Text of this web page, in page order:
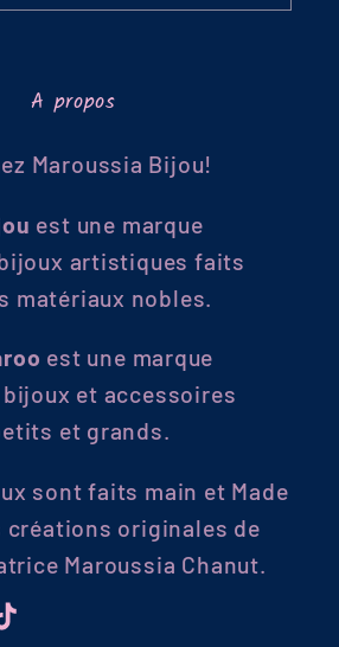
A propos
Maroussia Bijou!
est une marque
artistiques faits
matériaux nobles.
est une marque
et accessoires
et grands.
sont faits main et Made
créations originales de
Maroussia Chanut.